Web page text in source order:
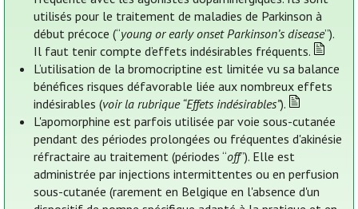
utilisés pour le traitement de maladies de Parkinson à
début précoce (“young or early onset Parkinson’s disease”).
Il faut tenir compte d’effets indésirables fréquents.
L’utilisation de la bromocriptine est limitée vu sa balance
bénéfices risques défavorable liée aux nombreux effets
indésirables (voir la rubrique “Effets indésirables”).
L'apomorphine est parfois utilisée par voie sous-cutanée
pendant des périodes prolongées ou fréquentes d'akinésie
réfractaire au traitement (périodes “off”). Elle est
administrée par injections intermittentes ou en perfusion
sous-cutanée (rarement en Belgique en l'absence d'un